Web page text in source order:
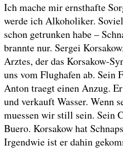
Ich mache mir ernsthafte
werde ich Alkoholiker.
schon getrunken habe –
brannte nur. Sergei
Arztes, der das Korsakow-
uns vom Flughafen ab. Sein
Anton traegt einen Anzug.
und verkauft Wasser. Wenn
muessen wir still sein. Sein
Buero. Korsakow hat
Irgendwie ist er dahin